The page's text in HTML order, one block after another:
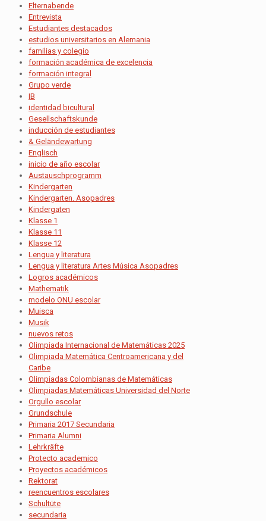
Elternabende
Entrevista
Estudiantes destacados
estudios universitarios en Alemania
familias y colegio
formación académica de excelencia
formación integral
Grupo verde
IB
identidad bicultural
Gesellschaftskunde
inducción de estudiantes
& Geländewartung
Englisch
inicio de año escolar
Austauschprogramm
Kindergarten
Kindergarten. Asopadres
Kindergaten
Klasse 1
Klasse 11
Klasse 12
Lengua y literatura
Lengua y literatura Artes Música Asopadres
Logros académicos
Mathematik
modelo ONU escolar
Muisca
Musik
nuevos retos
Olimpiada Internacional de Matemáticas 2025
Olimpiada Matemática Centroamericana y del
Caribe
Olimpiadas Colombianas de Matemáticas
Olimpiadas Matemáticas Universidad del Norte
Orgullo escolar
Grundschule
Primaria 2017 Secundaria
Primaria Alumni
Lehrkräfte
Protecto academico
Proyectos académicos
Rektorat
reencuentros escolares
Schultüte
secundaria